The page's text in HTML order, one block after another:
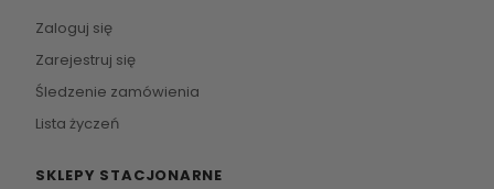
Zaloguj się
Zarejestruj się
Śledzenie zamówienia
Lista życzeń
SKLEPY STACJONARNE